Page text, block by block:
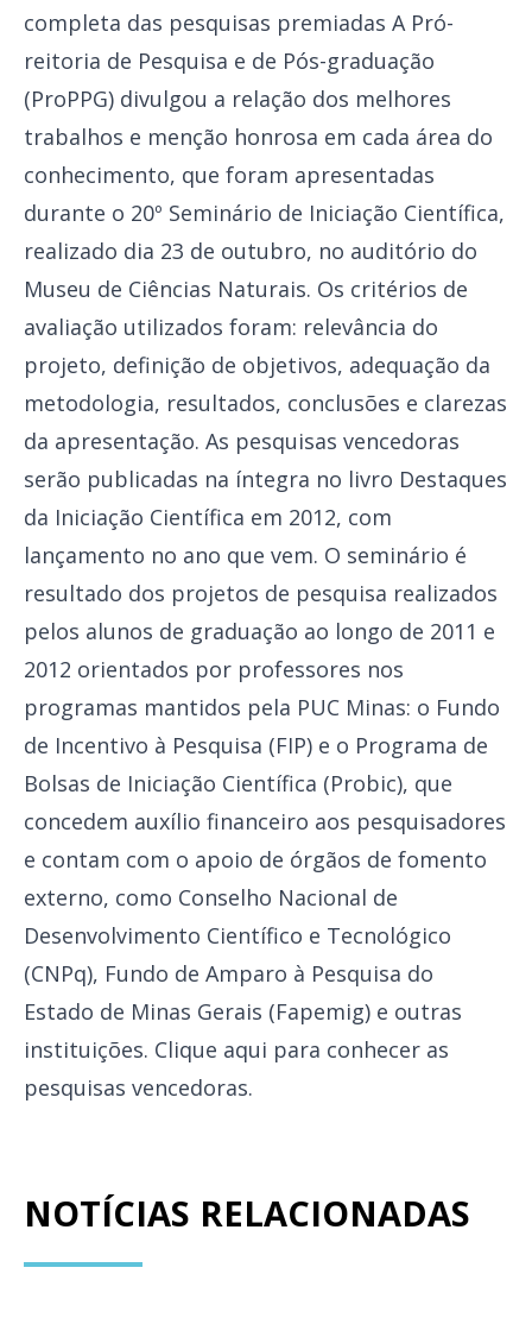
completa das pesquisas premiadas A Pró-
reitoria de Pesquisa e de Pós-graduação
(ProPPG) divulgou a relação dos melhores
trabalhos e menção honrosa em cada área do
conhecimento, que foram apresentadas
durante o 20º Seminário de Iniciação Científica,
realizado dia 23 de outubro, no auditório do
Museu de Ciências Naturais. Os critérios de
avaliação utilizados foram: relevância do
projeto, definição de objetivos, adequação da
metodologia, resultados, conclusões e clarezas
da apresentação. As pesquisas vencedoras
serão publicadas na íntegra no livro Destaques
da Iniciação Científica em 2012, com
lançamento no ano que vem. O seminário é
resultado dos projetos de pesquisa realizados
pelos alunos de graduação ao longo de 2011 e
2012 orientados por professores nos
programas mantidos pela PUC Minas: o Fundo
de Incentivo à Pesquisa (FIP) e o Programa de
Bolsas de Iniciação Científica (Probic), que
concedem auxílio financeiro aos pesquisadores
e contam com o apoio de órgãos de fomento
externo, como Conselho Nacional de
Desenvolvimento Científico e Tecnológico
(CNPq), Fundo de Amparo à Pesquisa do
Estado de Minas Gerais (Fapemig) e outras
instituições. Clique aqui para conhecer as
pesquisas vencedoras.
NOTÍCIAS RELACIONADAS